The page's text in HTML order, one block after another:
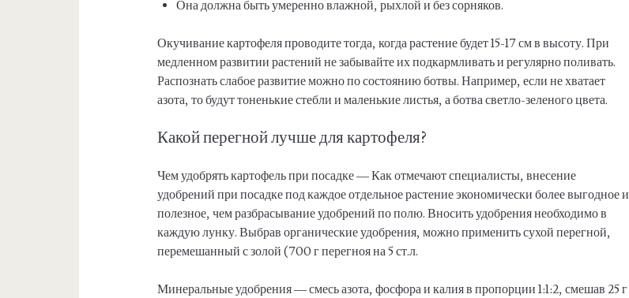
Она должна быть умеренно влажной, рыхлой и без сорняков.
Окучивание картофеля проводите тогда, когда растение будет 15-17 см в высоту. При
медленном развитии растений не забывайте их подкармливать и регулярно поливать.
Распознать слабое развитие можно по состоянию ботвы. Например, если не хватает
азота, то будут тоненькие стебли и маленькие листья, а ботва светло-зеленого цвета.
Какой перегной лучше для картофеля?
Чем удобрять картофель при посадке — Как отмечают специалисты, внесение
удобрений при посадке под каждое отдельное растение экономически более выгодное и
полезное, чем разбрасывание удобрений по полю. Вносить удобрения необходимо в
каждую лунку. Выбрав органические удобрения, можно применить сухой перегной,
перемешанный с золой (700 г перегноя на 5 ст.л.
Минеральные удобрения — смесь азота, фосфора и калия в пропорции 1:1:2, смешав 25 г